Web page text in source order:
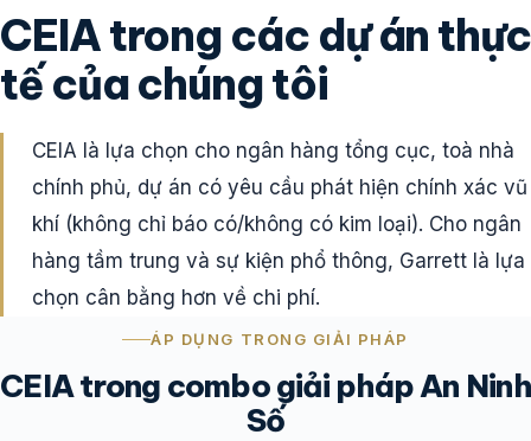
CEIA trong các dự án thực
tế của chúng tôi
CEIA là lựa chọn cho ngân hàng tổng cục, toà nhà
chính phủ, dự án có yêu cầu phát hiện chính xác vũ
khí (không chỉ báo có/không có kim loại). Cho ngân
hàng tầm trung và sự kiện phổ thông, Garrett là lựa
chọn cân bằng hơn về chi phí.
ÁP DỤNG TRONG GIẢI PHÁP
CEIA trong combo giải pháp An Ninh
Số